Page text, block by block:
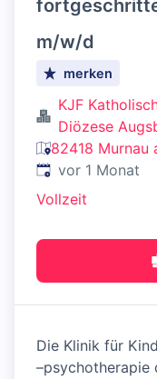
m/w/d
merken
KJF
Diözese
82418 Murnau
Veröffentlicht:
vor 1 Monat
Vollzeit
Die Klinik für
–psychotherapie